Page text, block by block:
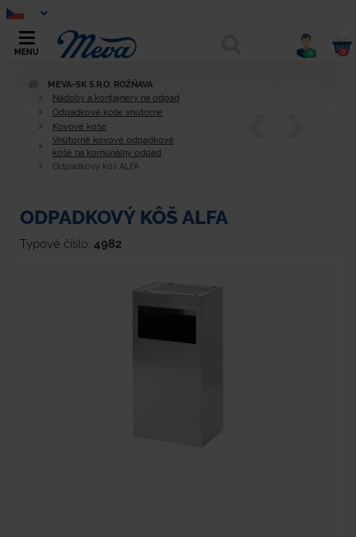
MENU 0 0
MEVA-SK S.R.O. ROŽŇAVA
Nádoby a kontajnery na odpad
Odpadkové koše vnútorné
Kovové koše
Vnútorné kovové odpadkové
koše na komunálny odpad
Odpadkový kôš ALFA
ODPADKOVÝ KÔŠ ALFA
Typové číslo: 4982